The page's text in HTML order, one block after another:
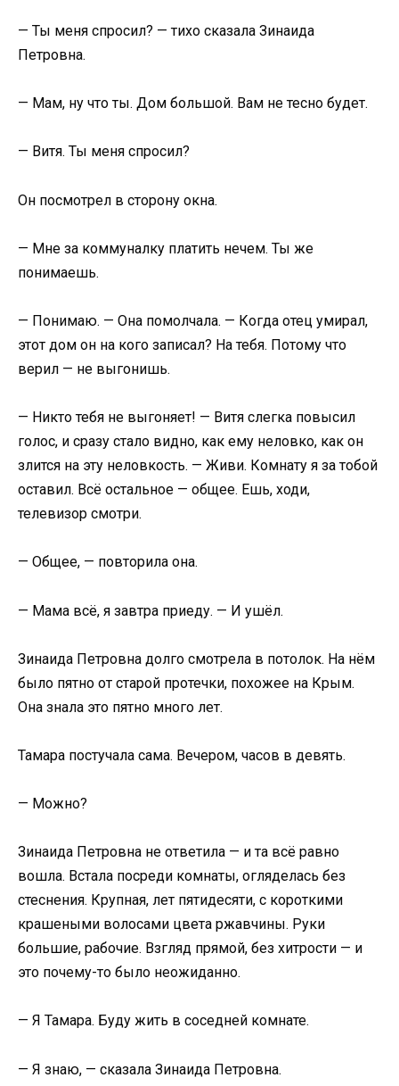
— Ты меня спросил? — тихо сказала Зинаида
Петровна.
— Мам, ну что ты. Дом большой. Вам не тесно будет.
— Витя. Ты меня спросил?
Он посмотрел в сторону окна.
— Мне за коммуналку платить нечем. Ты же
понимаешь.
— Понимаю. — Она помолчала. — Когда отец умирал,
этот дом он на кого записал? На тебя. Потому что
верил — не выгонишь.
— Никто тебя не выгоняет! — Витя слегка повысил
голос, и сразу стало видно, как ему неловко, как он
злится на эту неловкость. — Живи. Комнату я за тобой
оставил. Всё остальное — общее. Ешь, ходи,
телевизор смотри.
— Общее, — повторила она.
— Мама всё, я завтра приеду. — И ушёл.
Зинаида Петровна долго смотрела в потолок. На нём
было пятно от старой протечки, похожее на Крым.
Она знала это пятно много лет.
Тамара постучала сама. Вечером, часов в девять.
— Можно?
Зинаида Петровна не ответила — и та всё равно
вошла. Встала посреди комнаты, огляделась без
стеснения. Крупная, лет пятидесяти, с короткими
крашеными волосами цвета ржавчины. Руки
большие, рабочие. Взгляд прямой, без хитрости — и
это почему-то было неожиданно.
— Я Тамара. Буду жить в соседней комнате.
— Я знаю, — сказала Зинаида Петровна.